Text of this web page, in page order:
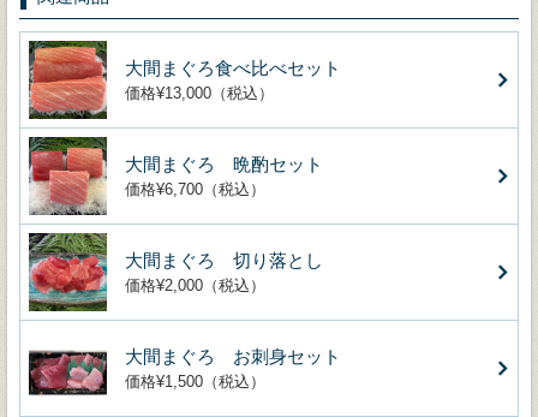
大間まぐろ食べ比べセット
価格¥13,000（税込）
大間まぐろ 晩酌セット
価格¥6,700（税込）
大間まぐろ 切り落とし
価格¥2,000（税込）
大間まぐろ お刺身セット
価格¥1,500（税込）